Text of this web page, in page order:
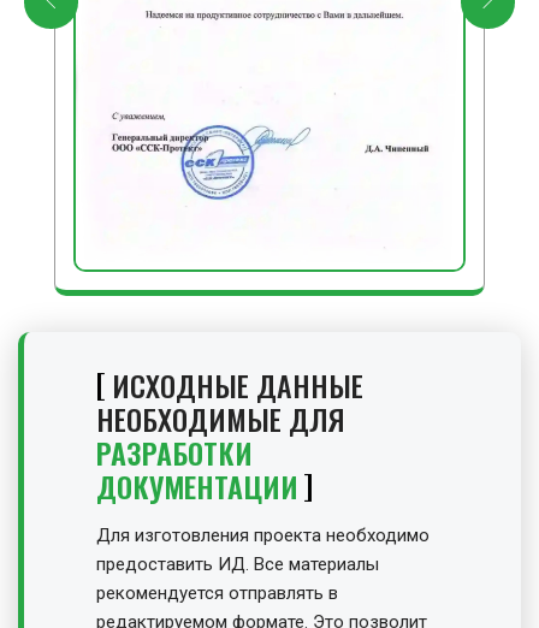
ИСХОДНЫЕ ДАННЫЕ
НЕОБХОДИМЫЕ ДЛЯ
РАЗРАБОТКИ
ДОКУМЕНТАЦИИ
Для изготовления проекта необходимо
предоставить ИД. Все материалы
рекомендуется отправлять в
редактируемом формате. Это позволит